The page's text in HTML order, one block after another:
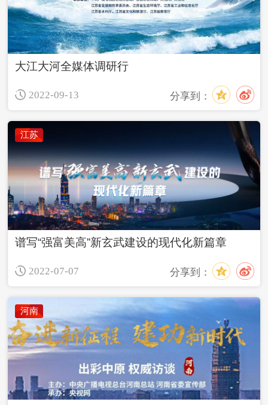
大江大河全媒体调研行
2022-09-13 分享到：
江苏
谱写“强富美高”新玄武建设的现代化新篇章
2022-07-07 分享到：
河南